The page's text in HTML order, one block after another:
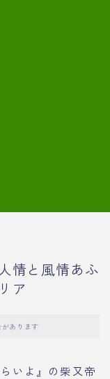
情と風情あふ
ア
あります
いよ』の柴又帝